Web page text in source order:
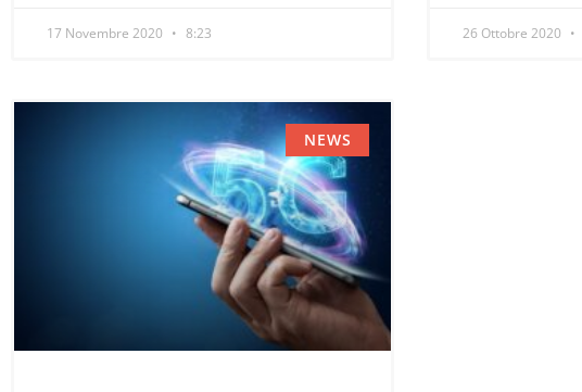
17 Novembre 2020 8:23 26 Ottobre 2020
NEWS